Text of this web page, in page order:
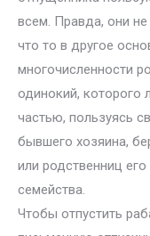
всем. Правда, они
что то в другое
многочисленности
одинокий, которого
частью, пользуясь
бывшего хозяина,
или родственниц
семейства.
Чтобы отпустить